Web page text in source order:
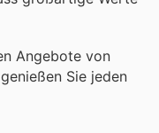
Angebote von
Sie jeden